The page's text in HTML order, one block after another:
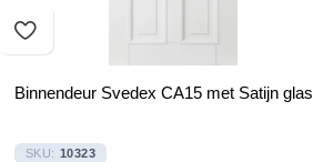
Binnendeur Svedex CA15 met Satijn glas
SKU: 10323